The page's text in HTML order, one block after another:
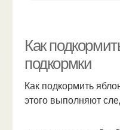
Как
подкормки
Как подкормить
этого выполняют